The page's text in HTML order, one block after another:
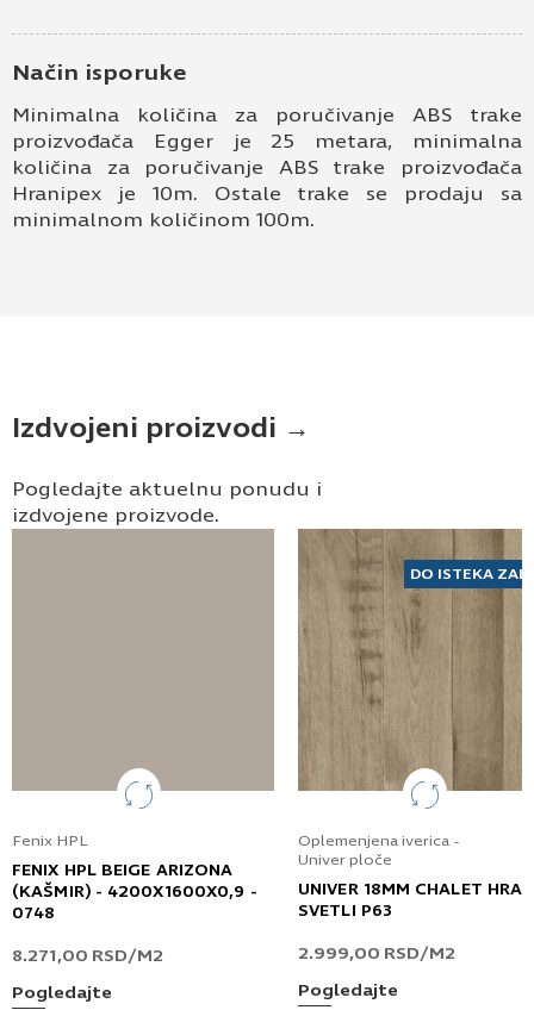
Način isporuke
Minimalna količina za poručivanje ABS trake
proizvođača Egger je 25 metara, minimalna
količina za poručivanje ABS trake proizvođača
Hranipex je 10m. Ostale trake se prodaju sa
minimalnom količinom 100m.
Izdvojeni proizvodi →
Pogledajte aktuelnu ponudu i
izdvojene proizvode.
Fenix HPL
FENIX HPL BEIGE ARIZONA
(KAŠMIR) - 4200X1600X0,9 -
0748
8.271,00 RSD/M2
Pogledajte
DO ISTEKA
Oplemenjena iverica -
Univer ploče
UNIVER 18MM CHALET
SVETLI P63
2.999,00 RSD/M2
Pogledajte